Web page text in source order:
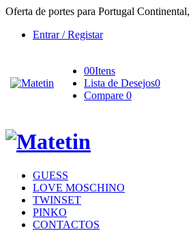
Oferta de portes para Portugal
Entrar / Registar
00Itens
Lista de Desejos0
Compare 0
GUESS
LOVE MOSCHINO
TWINSET
PINKO
CONTACTOS